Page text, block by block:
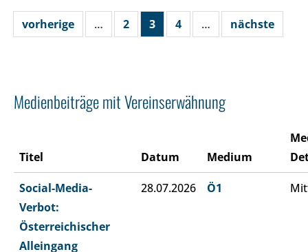
vorherige … 2 3 4 … nächste
Medienbeiträge mit Vereinserwähnung
Titel Datum Medium
Social-Media-
Verbot:
Österreichischer
Alleingang
28.07.2026 Ö1